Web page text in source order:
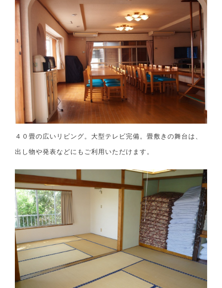
４０畳の広いリビング。大型テレビ完備。畳敷きの舞台は、
出し物や発表などにもご利用いただけます。